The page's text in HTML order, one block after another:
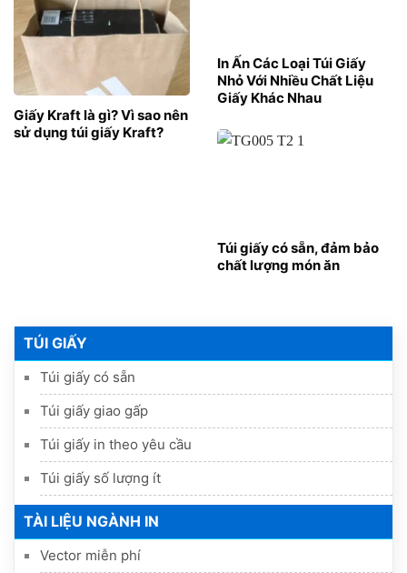
TÚI GIẤY
Túi giấy có sẵn
Túi giấy giao gấp
Túi giấy in theo yêu cầu
Túi giấy số lượng ít
TÀI LIỆU NGÀNH IN
Vector miễn phí
In Ấn Các Loại Túi Giấy
Nhỏ Với Nhiều Chất Liệu
Giấy Khác Nhau
Giấy Kraft là gì? Vì sao nên
sử dụng túi giấy Kraft?
Túi giấy có sẵn, đảm bảo
chất lượng món ăn